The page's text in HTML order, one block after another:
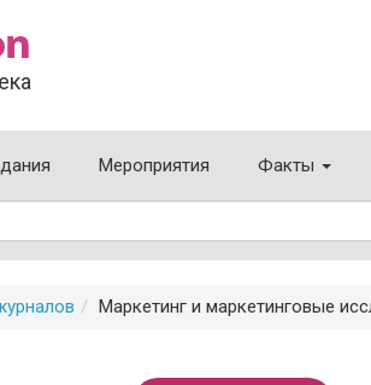
Мероприятия Факты
Маркетинг и маркетинговые